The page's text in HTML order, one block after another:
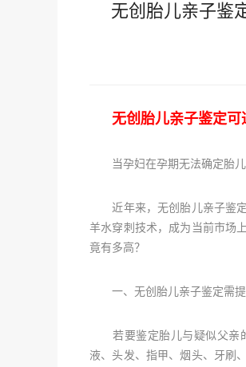
无创胎儿亲子鉴
无创胎儿亲子鉴定
当孕妇在孕期无法确定胎儿
近年来，无创胎儿亲子鉴定
羊水穿刺技术，成为当前市场
竟有多高？
一、无创胎儿亲子鉴定需提
若要鉴定胎儿与疑似父亲的
液、头发、指甲、烟头、牙刷